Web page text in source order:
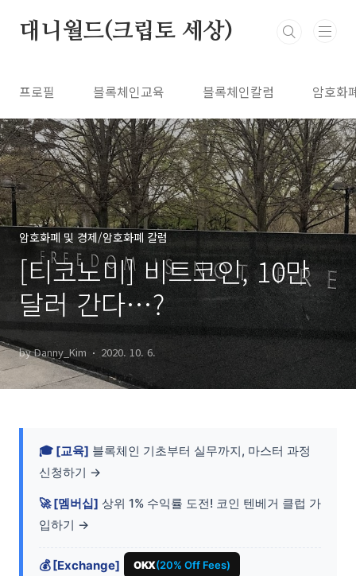
대니월드(크립토 세상)
프로필 블록체인교육 블록체인칼럼 암호화
암호화폐 및 경제/암호화폐 칼럼
[티코노미] 비트코인, 10만
달러 간다…?
by Danny_Kim 2020. 10. 6.
🎓 [교육] 블록체인 기초부터 실무까지, 마스터 과정
신청하기 →
🚀 [멤버십] 상위 1% 수익률 도전! 코인 텐베거 클럽 가
입하기 →
💰 [Exchange] OKX(20% Off Fees)